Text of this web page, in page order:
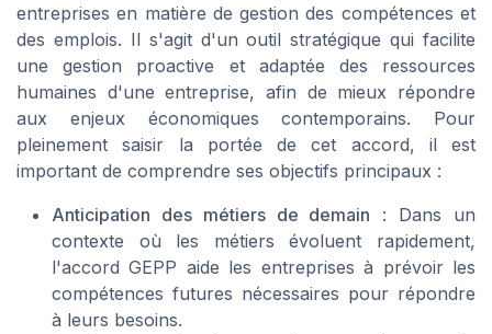
entreprises en matière de gestion des compétences et
des emplois. Il s'agit d'un outil stratégique qui facilite
une gestion proactive et adaptée des ressources
humaines d'une entreprise, afin de mieux répondre
aux enjeux économiques contemporains. Pour
pleinement saisir la portée de cet accord, il est
important de comprendre ses objectifs principaux :
Anticipation des métiers de demain : Dans un
contexte où les métiers évoluent rapidement,
l'accord GEPP aide les entreprises à prévoir les
compétences futures nécessaires pour répondre
à leurs besoins.